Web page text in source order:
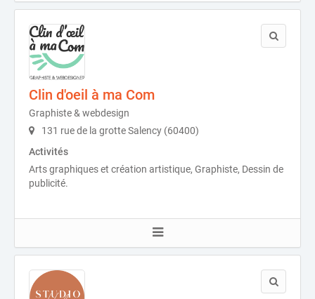
Clin d'oeil à ma Com
Graphiste & webdesign
131 rue de la grotte Salency (60400)
Activités
Arts graphiques et création artistique, Graphiste, Dessin de
publicité.